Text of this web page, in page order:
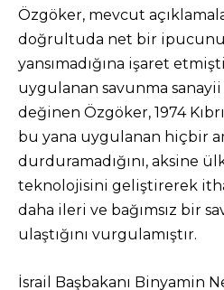
Özgöker, mevcut
doğrultuda net bir
yansımadığına işaret
uygulanan savunma sanayii
değinen Özgöker, 1974
bu yana uygulanan hiçbir
durduramadığını, aksine
teknolojisini geliştirerek
daha ileri ve bağımsız bir
ulaştığını vurgulamıştır.
İsrail Başbakanı Binyamin